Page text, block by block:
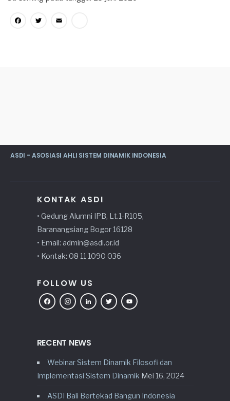
Facebook
Twitter
ASDI - ASOSIASI AHLI SISTEM DINAMIK INDONESIA
KONTAK ASDI
• Gedung Alumni IPB, Lt.1-R105,
Baranangsiang Bogor 16128
• Email: admin@asdi.or.id
• Kontak: 08 11 1090 036
FOLLOW US
Facebook
Instagram
LinkedIn
Twitter
RECENT NEWS
Webinar Sistem Dinamik Filosofi dan
Implementasi Sistem Dinamik Mei 16, 2024
ASDI Bali Bertekad Bangun Indonesia